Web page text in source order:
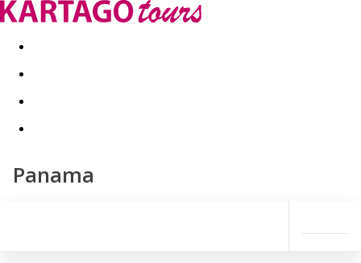
Last minute Dovolenkové kluby
Panama